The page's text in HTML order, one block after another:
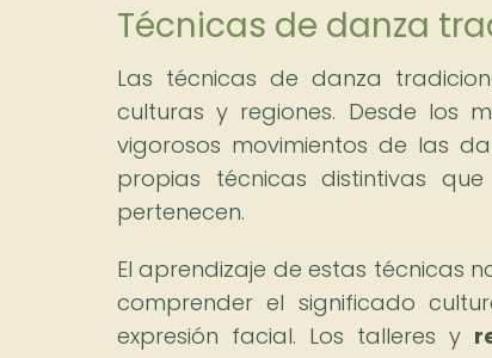
Técnicas de danza
Las técnicas de danza
culturas y regiones. Desde los
vigorosos movimientos de las
propias técnicas distintivas
pertenecen.
El aprendizaje de estas técnicas
comprender el significado
expresión facial. Los talleres y